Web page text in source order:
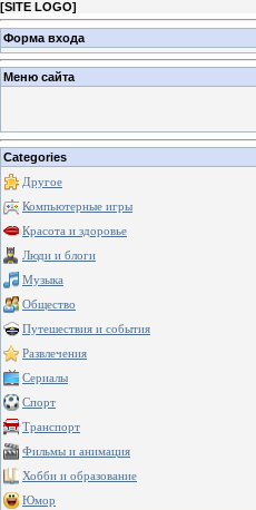
[SITE LOGO]
Форма входа
Меню сайта
Categories
Другое
Компьютерные игры
Красота и здоровье
Люди и блоги
Музыка
Общество
Путешествия и события
Развлечения
Сериалы
Спорт
Транспорт
Фильмы и анимация
Хобби и образование
Юмор